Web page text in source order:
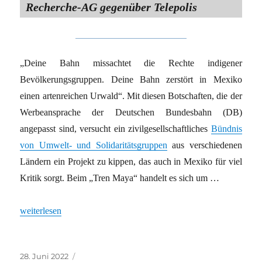
Recherche-AG gegenüber Telepolis
„Deine Bahn missachtet die Rechte indigener
Bevölkerungsgruppen. Deine Bahn zerstört in Mexiko
einen artenreichen Urwald“. Mit diesen Botschaften, die der
Werbeansprache der Deutschen Bundesbahn (DB)
angepasst sind, versucht ein zivilgesellschaftliches Bündnis
von Umwelt- und Solidaritätsgruppen aus verschiedenen
Ländern ein Projekt zu kippen, das auch in Mexiko für viel
Kritik sorgt. Beim „Tren Maya“ handelt es sich um …
„Zerstört Tourismus, was Reisende fasziniert?“
weiterlesen
Veröffentlicht
28. Juni 2022